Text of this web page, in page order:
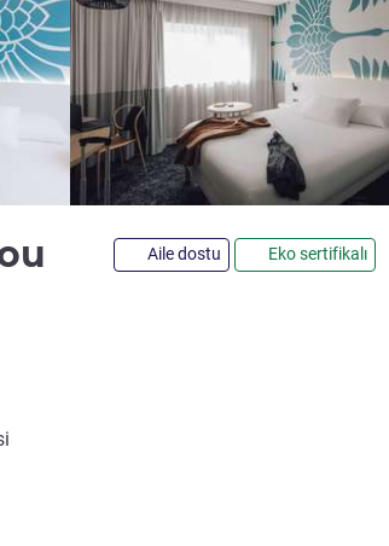
3 yıldızAile dostu Eko sertifikalı